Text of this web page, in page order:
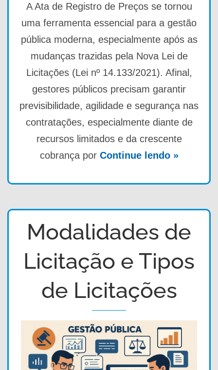
A Ata de Registro de Preços se tornou
uma ferramenta essencial para a gestão
pública moderna, especialmente após as
mudanças trazidas pela Nova Lei de
Licitações (Lei nº 14.133/2021). Afinal,
gestores públicos precisam garantir
previsibilidade, agilidade e segurança nas
contratações, especialmente diante de
recursos limitados e da crescente
cobrança por Continue lendo »
Modalidades de
Licitação e Tipos
de Licitações